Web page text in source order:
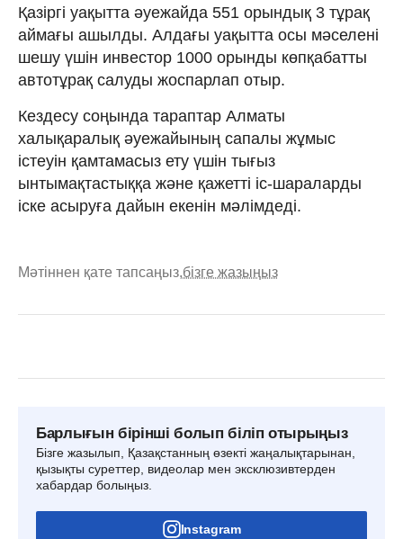
Қазіргі уақытта әуежайда 551 орындық 3 тұрақ
аймағы ашылды. Алдағы уақытта осы мәселені
шешу үшін инвестор 1000 орынды көпқабатты
автотұрақ салуды жоспарлап отыр.
Кездесу соңында тараптар Алматы
халықаралық әуежайының сапалы жұмыс
істеуін қамтамасыз ету үшін тығыз
ынтымақтастыққа және қажетті іс-шараларды
іске асыруға дайын екенін мәлімдеді.
Мәтіннен қате тапсаңыз,бізге жазыңыз
Барлығын бірінші болып біліп отырыңыз
Бізге жазылып, Қазақстанның өзекті жаңалықтарынан,
қызықты суреттер, видеолар мен эксклюзивтерден
хабардар болыңыз.
Instagram